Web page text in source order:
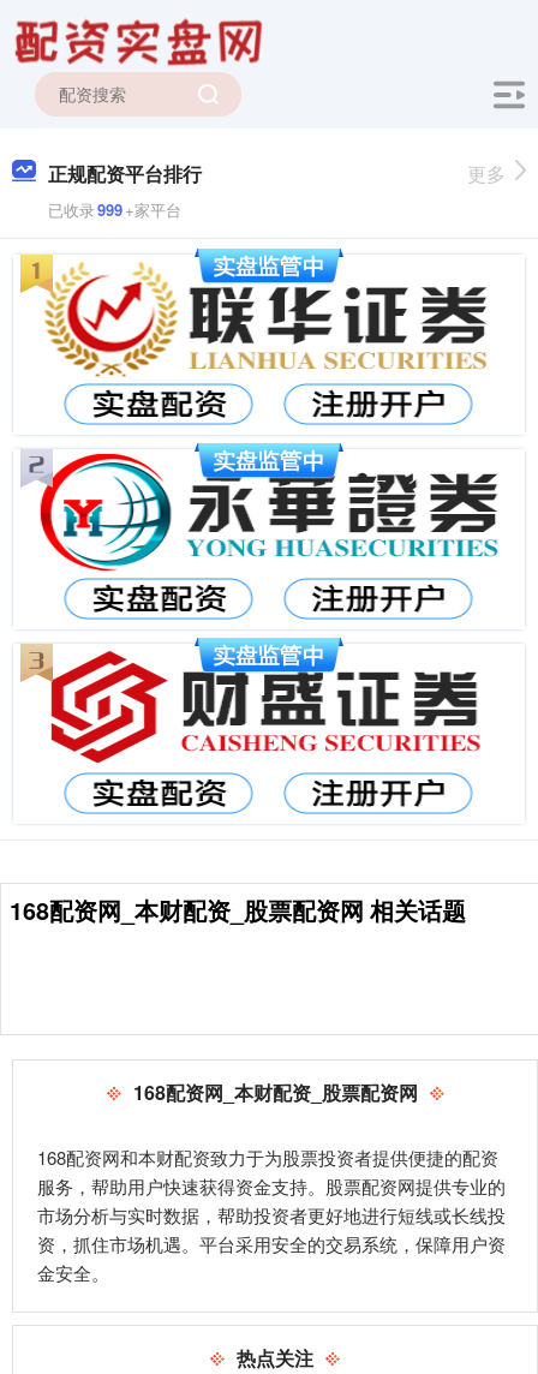
正规配资平台排行
已收录999+家平台
更多
168配资网_本财配资_股票配资网 相关话题
168配资网_本财配资_股票配资网
168配资网和本财配资致力于为股票投资者提供便捷的配资
服务，帮助用户快速获得资金支持。股票配资网提供专业的
市场分析与实时数据，帮助投资者更好地进行短线或长线投
资，抓住市场机遇。平台采用安全的交易系统，保障用户资
金安全。
热点关注